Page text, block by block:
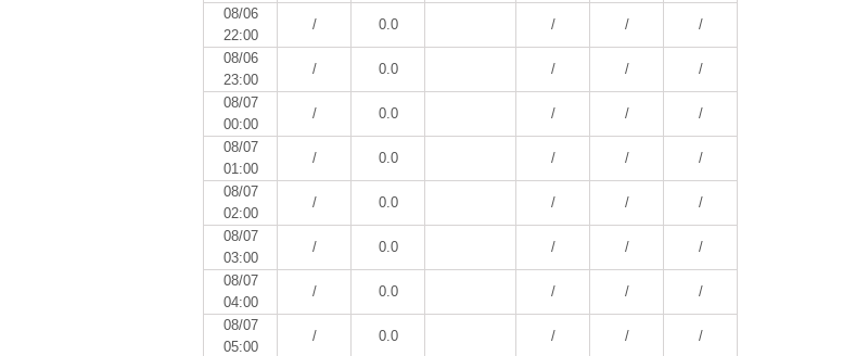
08/06
22:00
/ 0.0 / / /
08/06
23:00
/ 0.0 / / /
08/07
00:00
/ 0.0 / / /
08/07
01:00
/ 0.0 / / /
08/07
02:00
/ 0.0 / / /
08/07
03:00
/ 0.0 / / /
08/07
04:00
/ 0.0 / / /
08/07
05:00
/ 0.0 / / /